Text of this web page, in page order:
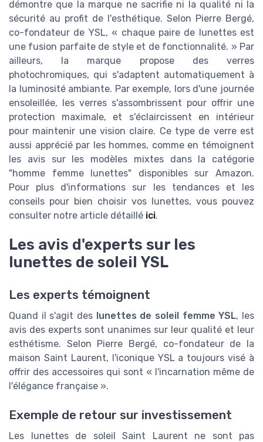
démontre que la marque ne sacrifie ni la qualité ni la
sécurité au profit de l'esthétique. Selon Pierre Bergé,
co-fondateur de YSL, « chaque paire de lunettes est
une fusion parfaite de style et de fonctionnalité. » Par
ailleurs, la marque propose des verres
photochromiques, qui s'adaptent automatiquement à
la luminosité ambiante. Par exemple, lors d'une journée
ensoleillée, les verres s'assombrissent pour offrir une
protection maximale, et s'éclaircissent en intérieur
pour maintenir une vision claire. Ce type de verre est
aussi apprécié par les hommes, comme en témoignent
les avis sur les modèles mixtes dans la catégorie
"homme femme lunettes" disponibles sur Amazon.
Pour plus d'informations sur les tendances et les
conseils pour bien choisir vos lunettes, vous pouvez
consulter notre article détaillé ici.
Les avis d'experts sur les
lunettes de soleil YSL
Les experts témoignent
Quand il s'agit des lunettes de soleil femme YSL, les
avis des experts sont unanimes sur leur qualité et leur
esthétisme. Selon Pierre Bergé, co-fondateur de la
maison Saint Laurent, l'iconique YSL a toujours visé à
offrir des accessoires qui sont « l'incarnation même de
l'élégance française ».
Exemple de retour sur investissement
Les lunettes de soleil Saint Laurent ne sont pas